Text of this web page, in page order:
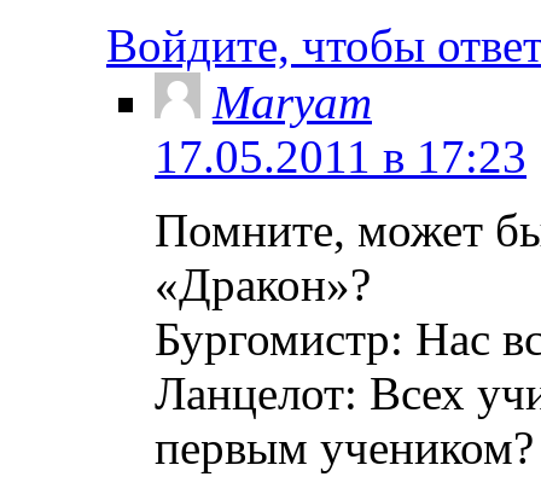
Войдите, чтобы
Maryam
17.05.2011 в 17:23
Помните, может
«Дракон»?
Бургомистр: Нас
Ланцелот: Всех
первым учеником?